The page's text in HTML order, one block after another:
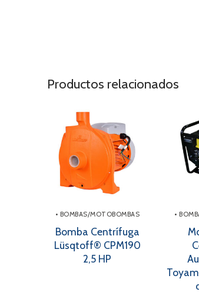
Productos relacionados
• BOMBAS/MOTOBOMBAS
Bomba Centrífuga
Lüsqtoff® CPM190
2,5 HP
•